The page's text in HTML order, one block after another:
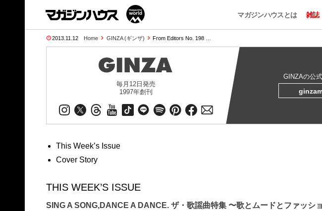
マガジンハウスとは 雑誌
2013.11.12 Home GINZA (ギンザ) From Editors No. 198 …
毎月12日発売
1997年創刊
GINZAの公
This Week’s Issue
Cover Story
THIS WEEK’S ISSUE
SING A SONG,DANCE A DANCE. ザ・歌謡曲特集 〜歌とムードとファッシ